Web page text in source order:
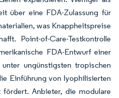
über eine FDA-Zulassung für
was Knappheitspreise
Point-of-Care-Testkontrolle
FDA-Entwurf einer
ungünstigsten tropischen
Einführung von lyophilisierten
Anbieter, die modulare